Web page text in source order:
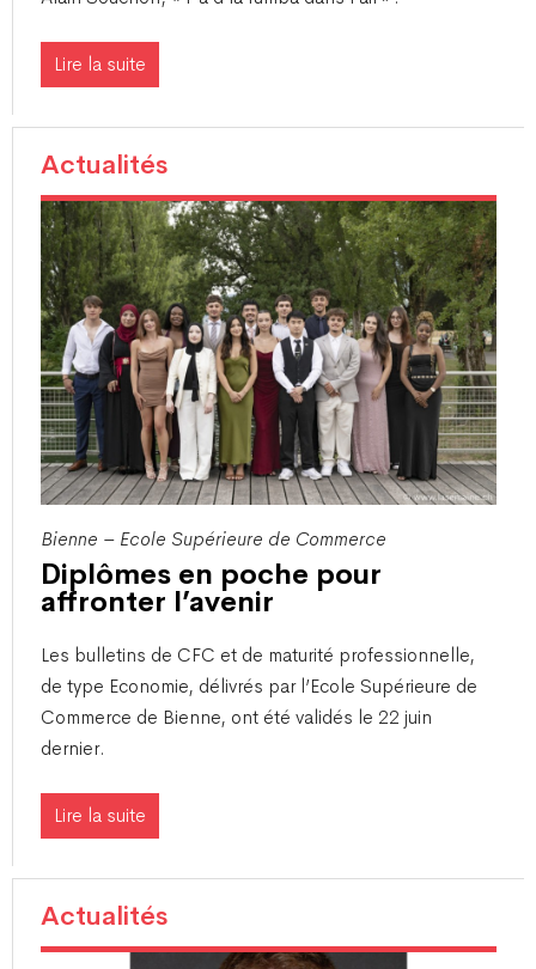
Lire la suite
Actualités
Bienne – Ecole Supérieure de Commerce
Diplômes en poche pour
affronter l’avenir
​Les bulletins de CFC et de maturité professionnelle,
de type Economie, délivrés par l’Ecole Supérieure de
Commerce de Bienne, ont été validés le 22 juin
dernier.
Lire la suite
Actualités